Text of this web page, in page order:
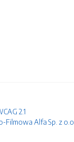
2.1
Alfa Sp. z o.o.